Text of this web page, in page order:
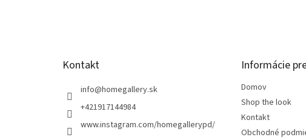
Kontakt
info@homegallery.sk
+421917144984
www.instagram.com/homegallerypd/
Informácie
Domov
Shop the look
Kontakt
Obchodné